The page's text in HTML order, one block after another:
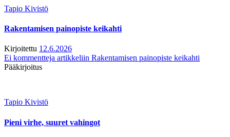
Tapio Kivistö
Rakentamisen painopiste keikahti
Kirjoitettu 12.6.2026
Ei kommentteja artikkeliin Rakentamisen painopiste keikahti
Pääkirjoitus
Tapio Kivistö
Pieni virhe, suuret vahingot